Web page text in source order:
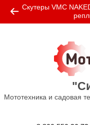
Скутеры VMC
Мототехника и садовая